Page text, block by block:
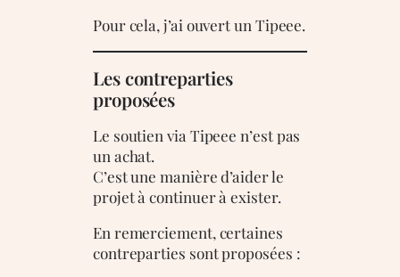
Pour cela, j’ai ouvert un Tipeee.
Les contreparties
proposées
Le soutien via Tipeee n’est pas
un achat.
C’est une manière d’aider le
projet à continuer à exister.
En remerciement, certaines
contreparties sont proposées :